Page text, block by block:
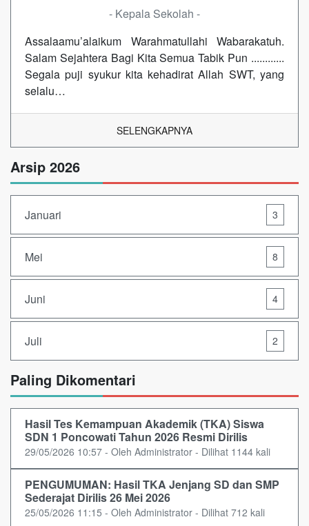
- Kepala Sekolah -
Assalaamu’alaikum Warahmatullahi Wabarakatuh.
Salam Sejahtera Bagi Kita Semua Tabik Pun ............
Segala puji syukur kita kehadirat Allah SWT, yang
selalu…
SELENGKAPNYA
Arsip 2026
Januari 3
Mei 8
Juni 4
Juli 2
Paling Dikomentari
Hasil Tes Kemampuan Akademik (TKA) Siswa
SDN 1 Poncowati Tahun 2026 Resmi Dirilis
29/05/2026 10:57 - Oleh Administrator - Dilihat 1144 kali
PENGUMUMAN: Hasil TKA Jenjang SD dan SMP
Sederajat Dirilis 26 Mei 2026
25/05/2026 11:15 - Oleh Administrator - Dilihat 712 kali